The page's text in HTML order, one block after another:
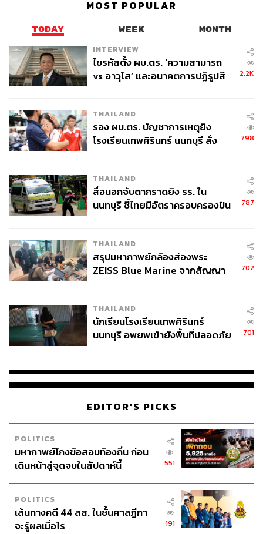
MOST POPULAR
TODAY WEEK MONTH
INTERVIEW
ไขรหัสตั้ง ผบ.ตร. ‘ความสามารถ
vs อาวุโส’ และอนาคตการปฏิรูปสี
2.2K
THAILAND
รอง ผบ.ตร. บัญชาการเหตุยิง
โรงเรียนเทพศิรินทร์ นนทบุรี สั่ง
798
THAILAND
สื่อนอกจับตากราดยิง รร. ใน
นนทบุรี ชี้ไทยมีอัตราครอบครองปืน
787
THAILAND
สรุปมหากาพย์กล้องส่องพระ
ZEISS Blue Marine จากสัญญา
จ่ายหนี้-แอบระบุแบรนด์
702
THAILAND
นักเรียนโรงเรียนเทพศิรินทร์
นนทบุรี อพยพเข้ายังพื้นที่ปลอดภัย
701
EDITOR'S PICKS
POLITICS
มหากาพย์โกงข้อสอบท้องถิ่น ก่อน
เดินหน้าสู่จุดจบในสัปดาห์นี้
551
POLITICS
เส้นทางคดี 44 สส. ในชั้นศาลฎีกา
จะรู้ผลเมื่อไร
191